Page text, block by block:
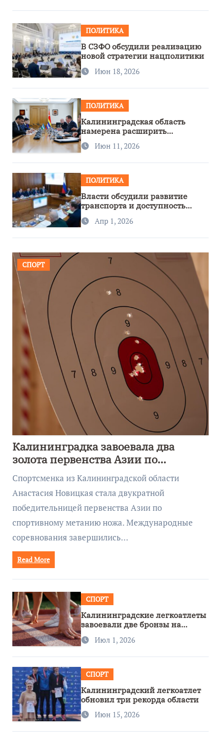
ПОЛИТИКА
В СЗФО обсудили реализацию
новой стратегии нацполитики
Июн 18, 2026
ПОЛИТИКА
Калининградская область
намерена расширить
сотрудничество с Узбекистаном
Июн 11, 2026
ПОЛИТИКА
Власти обсудили развитие
транспорта и доступность
региона
Апр 1, 2026
СПОРТ
Калининградка завоевала два
золота первенства Азии по
метанию ножа
Спортсменка из Калининградской области
Анастасия Новицкая стала двукратной
победительницей первенства Азии по
спортивному метанию ножа. Международные
соревнования завершились…
Read More
СПОРТ
Калининградские легкоатлеты
завоевали две бронзы на
первенстве России
Июл 1, 2026
СПОРТ
Калининградский легкоатлет
обновил три рекорда области
Июн 15, 2026